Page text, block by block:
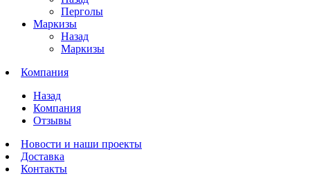
Перголы
Маркизы
Назад
Маркизы
Компания
Назад
Компания
Отзывы
Новости и наши проекты
Доставка
Контакты